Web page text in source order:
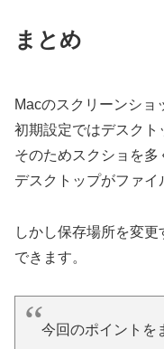
まとめ
Macのスクリーンショ
初期設定ではデスクト
そのためスクショを多
デスクトップがファイ
しかし保存場所を変
できます。
今回のポイントを